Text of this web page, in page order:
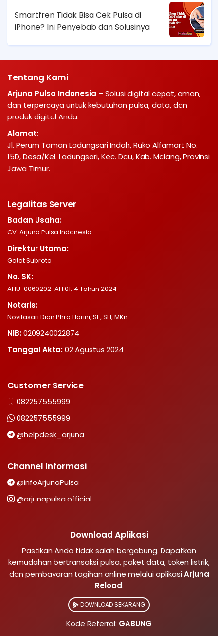
Smartfren Tidak Bisa Cek Pulsa di
iPhone? Ini Penyebab dan Solusinya
Tentang Kami
Arjuna Pulsa Indonesia – Solusi digital cepat, aman,
dan terpercaya untuk kebutuhan pulsa, data, dan
produk digital Anda.
Alamat:
Jl. Perum Taman Ladungsari Indah, Ruko Alfamart No.
15D, Desa/Kel. Ladungsari, Kec. Dau, Kab. Malang, Provinsi
Jawa Timur.
Legalitas Server
Badan Usaha:
CV. Arjuna Pulsa Indonesia
Direktur Utama:
Gatot Subroto
No. SK:
AHU-0060292-AH.01.14 Tahun 2024
Notaris:
Novitasari Dian Phra Harini, SE, SH, MKn.
NIB:0209240022874
Tanggal Akta:02 Agustus 2024
Customer Service
082257555999
082257555999
@helpdesk_arjuna
Channel Informasi
@infoArjunaPulsa
@arjunapulsa.official
Download Aplikasi
Pastikan Anda tidak salah bergabung. Dapatkan
kemudahan bertransaksi pulsa, paket data, token listrik,
dan pembayaran tagihan online melalui aplikasi Arjuna
Reload.
DOWNLOAD SEKARANG
Kode Referral: GABUNG